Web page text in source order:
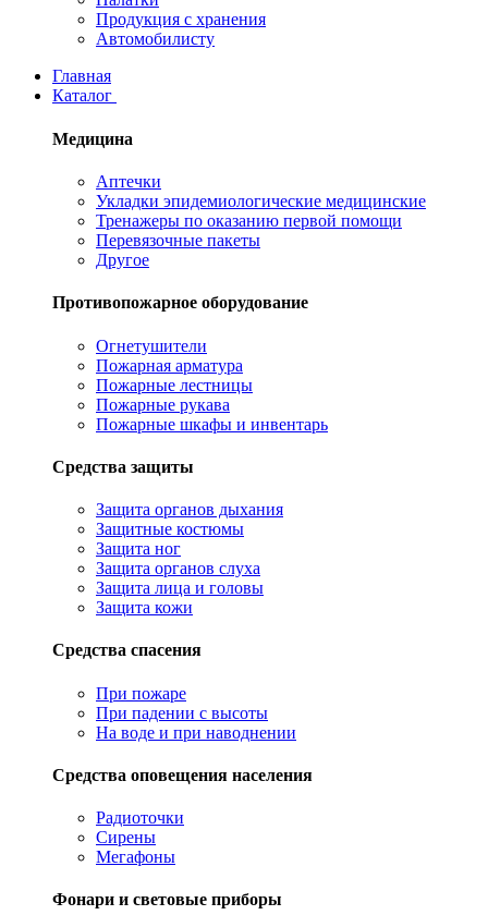
Продукция с хранения
Автомобилисту
Главная
Каталог
Медицина
Аптечки
Укладки эпидемиологические медицинские
Тренажеры по оказанию первой помощи
Перевязочные пакеты
Другое
Противопожарное оборудование
Огнетушители
Пожарная арматура
Пожарные лестницы
Пожарные рукава
Пожарные шкафы и инвентарь
Средства защиты
Защита органов дыхания
Защитные костюмы
Защита ног
Защита органов слуха
Защита лица и головы
Защита кожи
Средства спасения
При пожаре
При падении с высоты
На воде и при наводнении
Средства оповещения населения
Радиоточки
Сирены
Мегафоны
Фонари и световые приборы